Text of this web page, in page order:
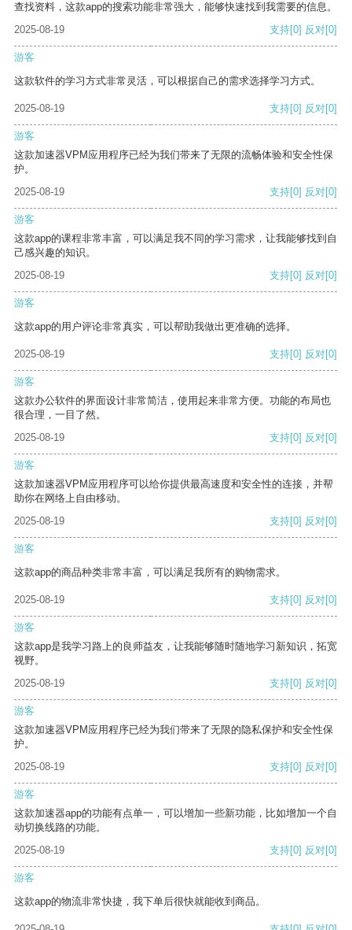
查找资料，这款app的搜索功能非常强大，能够快速找到我需要的信息。
2025-08-19
支持[0] 反对[0]
游客
这款软件的学习方式非常灵活，可以根据自己的需求选择学习方式。
2025-08-19 支持[0] 反对[0]
游客
这款加速器VPM应用程序已经为我们带来了无限的流畅体验和安全性保
护。
2025-08-19
支持[0] 反对[0]
游客
这款app的课程非常丰富，可以满足我不同的学习需求，让我能够找到自
己感兴趣的知识。
2025-08-19
支持[0] 反对[0]
游客
这款app的用户评论非常真实，可以帮助我做出更准确的选择。
2025-08-19 支持[0] 反对[0]
游客
这款办公软件的界面设计非常简洁，使用起来非常方便。功能的布局也
很合理，一目了然。
2025-08-19
支持[0] 反对[0]
游客
这款加速器VPM应用程序可以给你提供最高速度和安全性的连接，并帮
助你在网络上自由移动。
2025-08-19
支持[0] 反对[0]
游客
这款app的商品种类非常丰富，可以满足我所有的购物需求。
2025-08-19 支持[0] 反对[0]
游客
这款app是我学习路上的良师益友，让我能够随时随地学习新知识，拓宽
视野。
2025-08-19
支持[0] 反对[0]
游客
这款加速器VPM应用程序已经为我们带来了无限的隐私保护和安全性保
护。
2025-08-19
支持[0] 反对[0]
游客
这款加速器app的功能有点单一，可以增加一些新功能，比如增加一个自
动切换线路的功能。
2025-08-19
支持[0] 反对[0]
游客
这款app的物流非常快捷，我下单后很快就能收到商品。